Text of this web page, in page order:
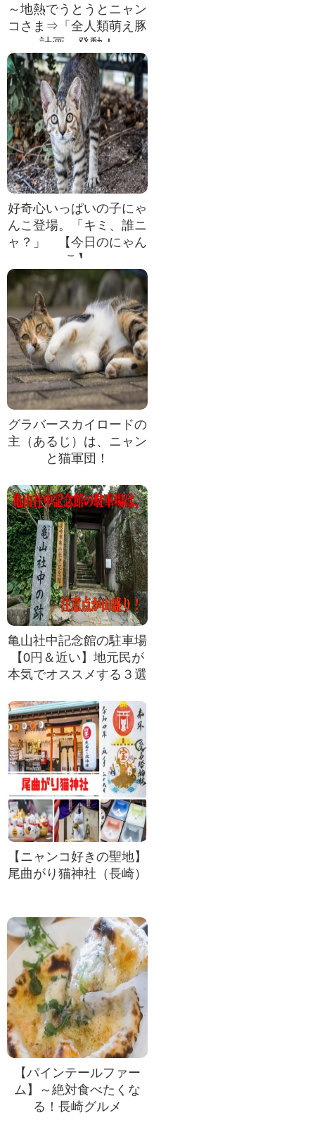
～地熱でうとうとニャン
コさま⇒「全人類萌え豚
計画」発動！
好奇心いっぱいの子にゃ
んこ登場。「キミ、誰ニ
ャ？」 【今日のにゃん
こ】
グラバースカイロードの
主（あるじ）は、ニャン
と猫軍団！
亀山社中記念館の駐車場
【0円＆近い】地元民が
本気でオススメする３選
【ニャンコ好きの聖地】
尾曲がり猫神社（長崎）
【パインテールファー
ム】～絶対食べたくな
る！長崎グルメ